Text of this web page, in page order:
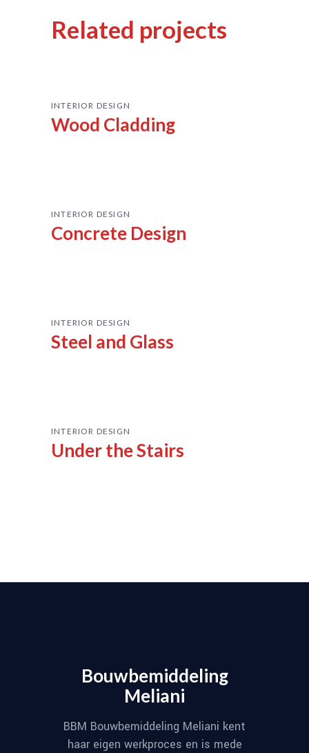
Related projects
INTERIOR DESIGN
Wood Cladding
INTERIOR DESIGN
Concrete Design
INTERIOR DESIGN
Steel and Glass
INTERIOR DESIGN
Under the Stairs
Bouwbemiddeling
Meliani
BBM Bouwbemiddeling Meliani kent
haar eigen werkproces en is mede